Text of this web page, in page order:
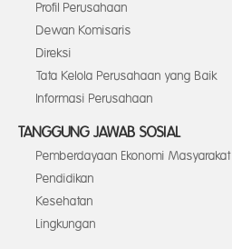
Profil Perusahaan
Dewan Komisaris
Direksi
Tata Kelola Perusahaan yang Baik
Informasi Perusahaan
TANGGUNG JAWAB SOSIAL
Pemberdayaan Ekonomi Masyarakat
Pendidikan
Kesehatan
Lingkungan